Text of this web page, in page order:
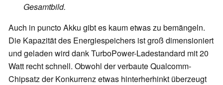
Gesamtbild.
Auch in puncto Akku gibt es kaum etwas zu bemängeln.
Die Kapazität des Energiespeichers ist groß dimensioniert
und geladen wird dank TurboPower-Ladestandard mit 20
Watt recht schnell. Obwohl der verbaute Qualcomm-
Chipsatz der Konkurrenz etwas hinterherhinkt überzeugt